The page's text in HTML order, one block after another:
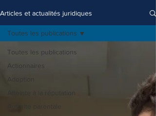
Articles et actualités juridiques
Toutes les publications
Actionnaires
Toutes les publications